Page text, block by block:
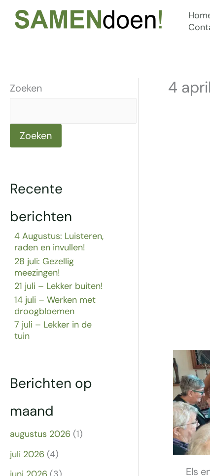
naar
Zoeken
Zoeken
Recente
berichten
4 Augustus: Luisteren,
raden en invullen!
28 juli: Gezellig
meezingen!
21 juli – Lekker buiten!
14 juli – Werken met
droogbloemen
7 juli – Lekker in de
tuin
Berichten op
maand
augustus 2026 (1)
juli 2026 (4)
4
Els